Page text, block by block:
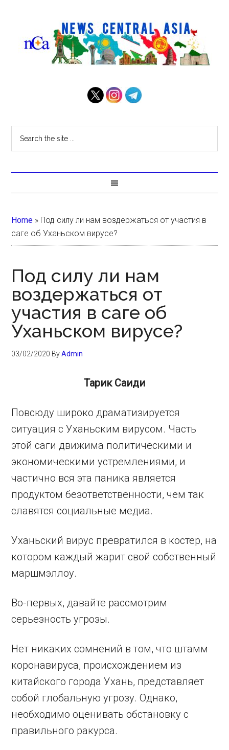
Home » Под силу ли нам воздержаться от участия в
саге об Уханьском вирусе?
Под силу ли нам
воздержаться от
участия в саге об
Уханьском вирусе?
03/02/2020 ByAdmin
Тарик Саиди
Повсюду широко драматизируется
ситуация с Уханьским вирусом. Часть
этой саги движима политическими и
экономическими устремлениями, и
частично вся эта паника является
продуктом безответственности, чем так
славятся социальные медиа.
Уханьский вирус превратился в костер, на
котором каждый жарит свой собственный
маршмэллоу.
Во-первых, давайте рассмотрим
серьезность угрозы.
Нет никаких сомнений в том, что штамм
коронавируса, происхождением из
китайского города Ухань, представляет
собой глобальную угрозу. Однако,
необходимо оценивать обстановку с
правильного ракурса.